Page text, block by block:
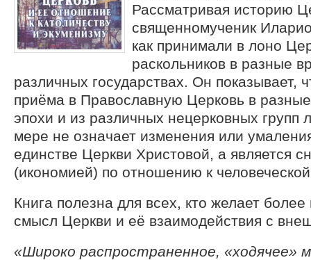
Рассматривая историю
священномученик
как принимали в лоно
раскольников в разные
различных государствах. Он показывает,
приёма в Православную Церковь в
эпохи и из различных нецерковных групп
мере не означает изменения или
единстве Церкви Христовой, а является
(икономией) по отношению к
Книга полезна для всех, кто желает более
смысл Церкви и её взаимодействия с
«Широко распространенное, «ходячее»